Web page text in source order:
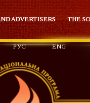
ADVERTISERS THE
РУС ENG